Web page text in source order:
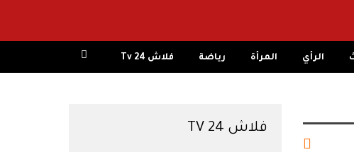
الرأي المرأة رياضة فلاش 24 Tv
فلاش 24 TV